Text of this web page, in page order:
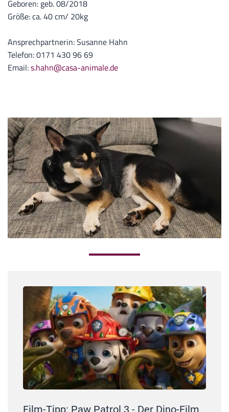
Geboren: geb. 08/2018
Größe: ca. 40 cm/ 20kg
Ansprechpartnerin: Susanne Hahn
Telefon: 0171 430 96 69
Email:s.hahn@casa-animale.de
Film-Tipp: Paw Patrol 3 - Der Dino-Film